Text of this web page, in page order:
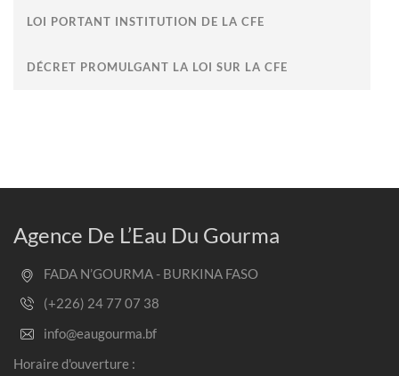
LOI PORTANT INSTITUTION DE LA CFE
DÉCRET PROMULGANT LA LOI SUR LA CFE
Agence De L’Eau Du Gourma
FADA N’GOURMA - BURKINA FASO
(+226) 24 77 07 38
info@eaugourma.bf
Horaire d'ouverture :